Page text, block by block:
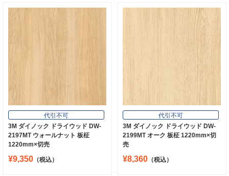
代引不可
3M ダイノック ドライウッド DW-
2197MT ウォールナット 板柾
1220mm×切売
¥9,350 （税込）
代引不可
3M ダイノック ドライウッド DW-
2199MT オーク 板柾 1220mm×切
売
¥8,360 （税込）